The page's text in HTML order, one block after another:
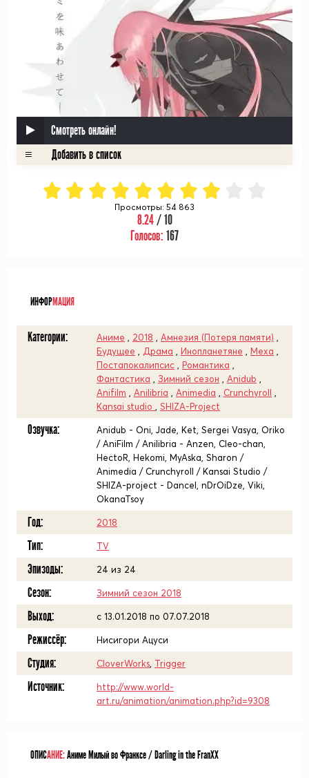
Смотреть онлайн!
Просмотры: 54 863
8.24/ 10
Голосов: 167
ИНФОРМАЦИЯ
Категории: Аниме 2018 Амнезия (Потеря памяти)
Будущее
Драма Инопланетяне Меха
Постапокалипсис
Романтика
Фантастика
Зимний сезон Anidub
Anifilm
Anilibria Animedia Crunchyroll
Kansai studio
SHIZA-Project
Озвучка:
Anidub - Oni, Jade, Ket, Sergei Vasya, Oriko
/ AniFilm / Anilibria - Anzen, Cleo-chan,
HectoR, Hekomi, MyAska, Sharon /
Animedia / Crunchyroll / Kansai Studio /
SHIZA-project - Dancel, nDrOiDze, Viki,
OkanaTsoy
Год: 2018
Тип: TV
Эпизоды: 24 из 24
Сезон: Зимний сезон 2018
Выход: c 13.01.2018 по 07.07.2018
Режиссёр: Нисигори Ацуси
Студия: CloverWorks Trigger
Источник:
http://www.world-
art.ru/animation/animation.php?id=9308
ОПИСАНИЕ:Аниме Милый во Франксе / Darling in the FranXX